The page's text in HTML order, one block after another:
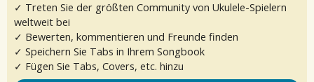
✓ Treten Sie der größten Community von Ukulele-Spielern
weltweit bei
✓ Bewerten, kommentieren und Freunde finden
✓ Speichern Sie Tabs in Ihrem Songbook
✓ Fügen Sie Tabs, Covers, etc. hinzu